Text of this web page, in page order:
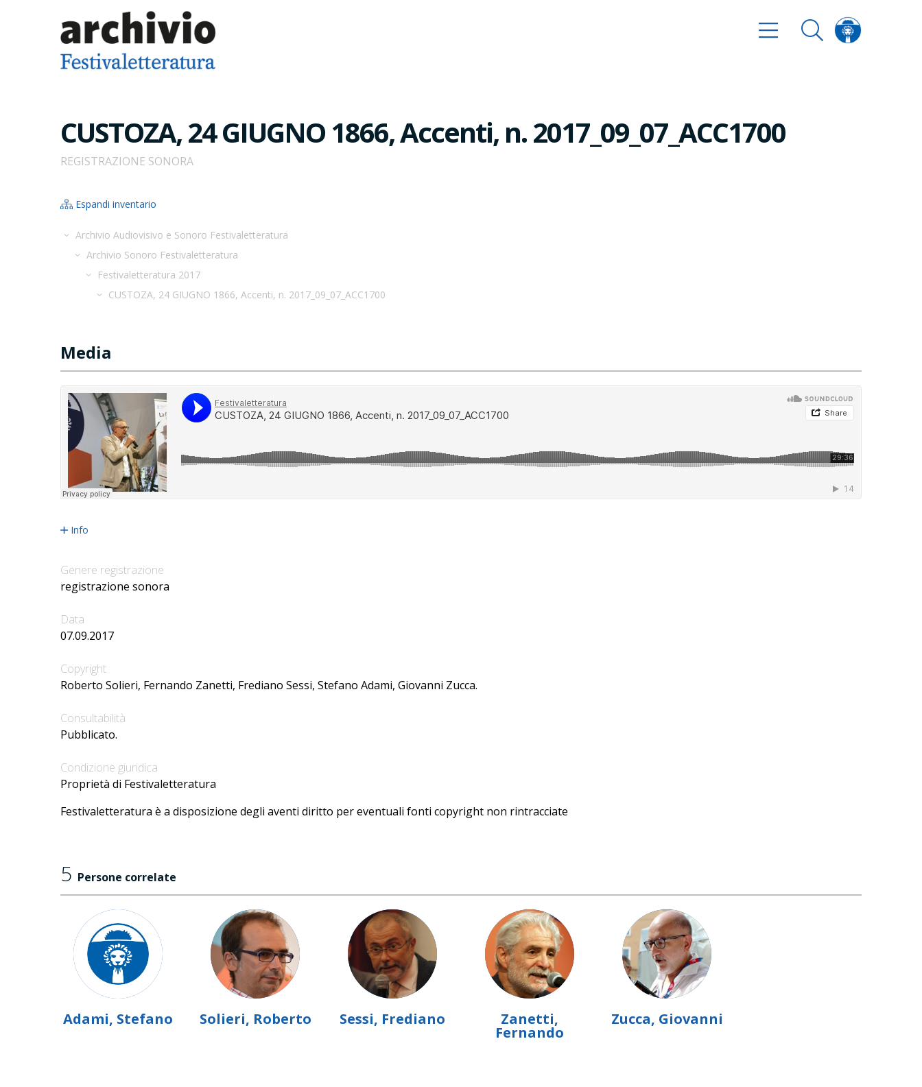
CUSTOZA, 24 GIUGNO 1866, Accenti, n. 2017_09_07_ACC1700
REGISTRAZIONE SONORA
Espandi inventario
Archivio Audiovisivo e Sonoro Festivaletteratura
Archivio Sonoro Festivaletteratura
Festivaletteratura 2017
CUSTOZA, 24 GIUGNO 1866, Accenti, n. 2017_09_07_ACC1700
Media
Info
Genere registrazione
registrazione sonora
Data
07.09.2017
Copyright
Roberto Solieri, Fernando Zanetti, Frediano Sessi, Stefano Adami, Giovanni Zucca.
Consultabilità
Pubblicato.
Condizione giuridica
Proprietà di Festivaletteratura
Festivaletteratura è a disposizione degli aventi diritto per eventuali fonti copyright non rintracciate
5 Persone correlate
Adami, Stefano Solieri, Roberto Sessi, Frediano Zanetti,
Fernando
Zucca, Giovanni